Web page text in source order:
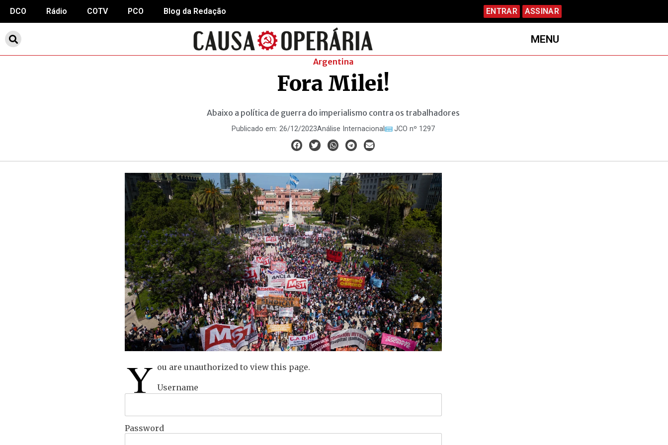
DCO Rádio COTV PCO Blog da Redação ENTRAR ASSINAR
MENU
Argentina
Fora Milei!
Abaixo a política de guerra do imperialismo contra os trabalhadores
Publicado em: 26/12/2023Análise Internacional JCO nº 1297
Y ou are unauthorized to view this page.
Username
Password